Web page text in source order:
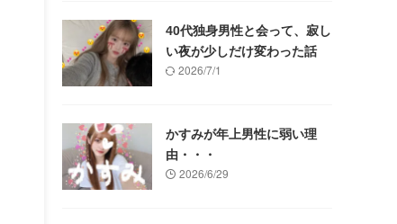
40代独身男性と会って、寂し
い夜が少しだけ変わった話
2026/7/1
かすみが年上男性に弱い理
由・・・
2026/6/29